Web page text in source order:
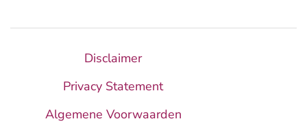
Disclaimer
Privacy Statement
Algemene Voorwaarden